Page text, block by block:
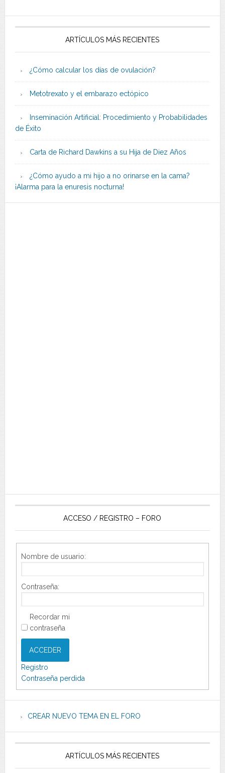
ARTÍCULOS MÁS RECIENTES
¿Cómo calcular los días de ovulación?
Metotrexato y el embarazo ectópico
Inseminación Artificial: Procedimiento y Probabilidades
de Éxito
Carta de Richard Dawkins a su Hija de Diez Años
¿Cómo ayudo a mi hijo a no orinarse en la cama?
¡Alarma para la enuresis nocturna!
ACCESO / REGISTRO – FORO
Nombre de usuario:
Contraseña:
Recordar mi
contraseña
ACCEDER
Registro
Contraseña perdida
CREAR NUEVO TEMA EN EL FORO
ARTÍCULOS MÁS RECIENTES